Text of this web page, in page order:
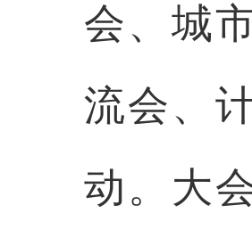
会、城
流会、
动。大